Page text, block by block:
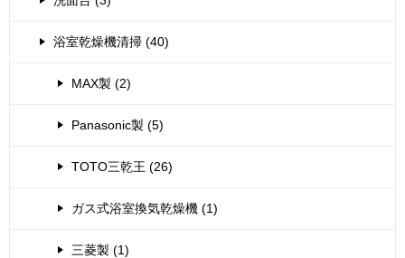
浴室乾燥機清掃 (40)
MAX製 (2)
Panasonic製 (5)
TOTO三乾王 (26)
ガス式浴室換気乾燥機 (1)
三菱製 (1)